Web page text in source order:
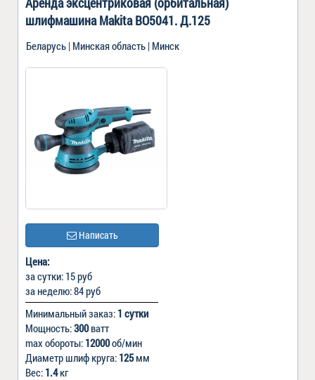
шлифмашина Makita BO5041. Д.125
Беларусь | Минская область | Минск
Написать
Цена:
за сутки: 15 руб
за неделю: 84 руб
Минимальный заказ: 1 сутки
Мощность:300ватт
max обороты: 12000об/мин
Диаметр шлиф круга: 125мм
Вес: 1.4кг